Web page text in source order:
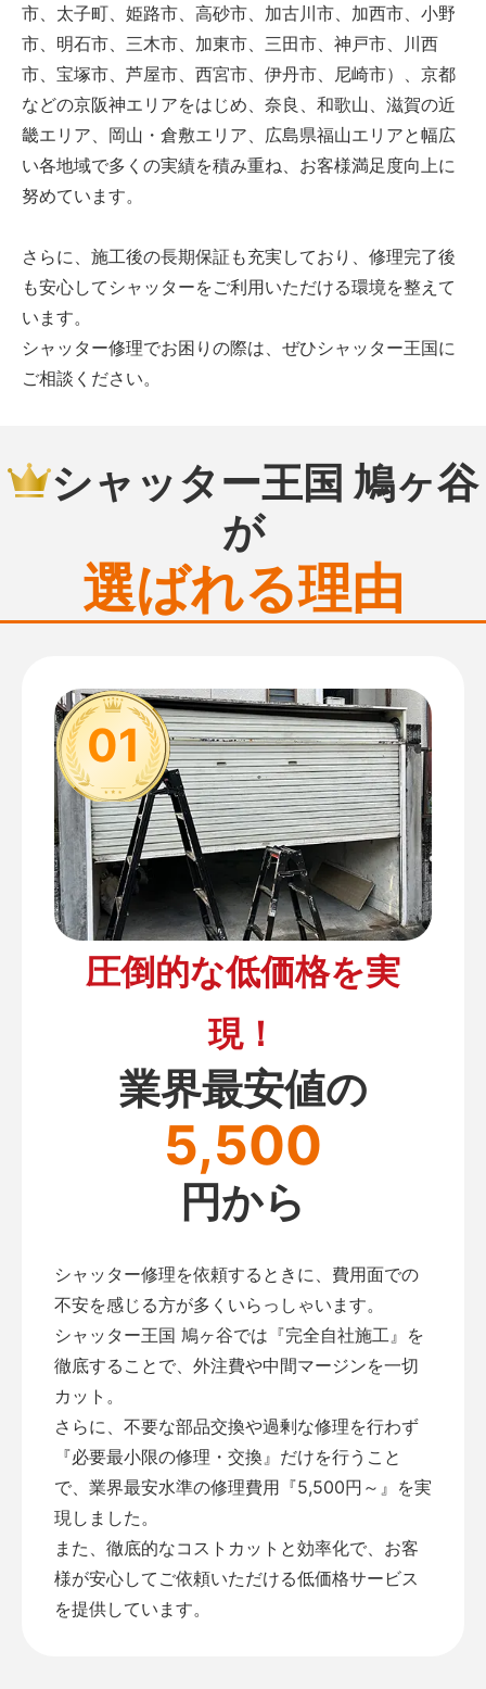
市、太子町、姫路市、高砂市、加古川市、加西市、小野
市、明石市、三木市、加東市、三田市、神戸市、川西
市、宝塚市、芦屋市、西宮市、伊丹市、尼崎市）、京都
などの京阪神エリアをはじめ、奈良、和歌山、滋賀の近
畿エリア、岡山・倉敷エリア、広島県福山エリアと幅広
い各地域で多くの実績を積み重ね、お客様満足度向上に
努めています。
さらに、施工後の長期保証も充実しており、修理完了後
も安心してシャッターをご利用いただける環境を整えて
います。
シャッター修理でお困りの際は、ぜひシャッター王国に
ご相談ください。
シャッター王国 鳩ヶ谷
が
選ばれる理由
01
圧倒的な低価格を実
現！
業界最安値の
5,500
円から
シャッター修理を依頼するときに、費用面での
不安を感じる方が多くいらっしゃいます。
シャッター王国 鳩ヶ谷では『完全自社施工』を
徹底することで、外注費や中間マージンを一切
カット。
さらに、不要な部品交換や過剰な修理を行わず
『必要最小限の修理・交換』だけを行うこと
で、業界最安水準の修理費用『5,500円～』を実
現しました。
また、徹底的なコストカットと効率化で、お客
様が安心してご依頼いただける低価格サービス
を提供しています。